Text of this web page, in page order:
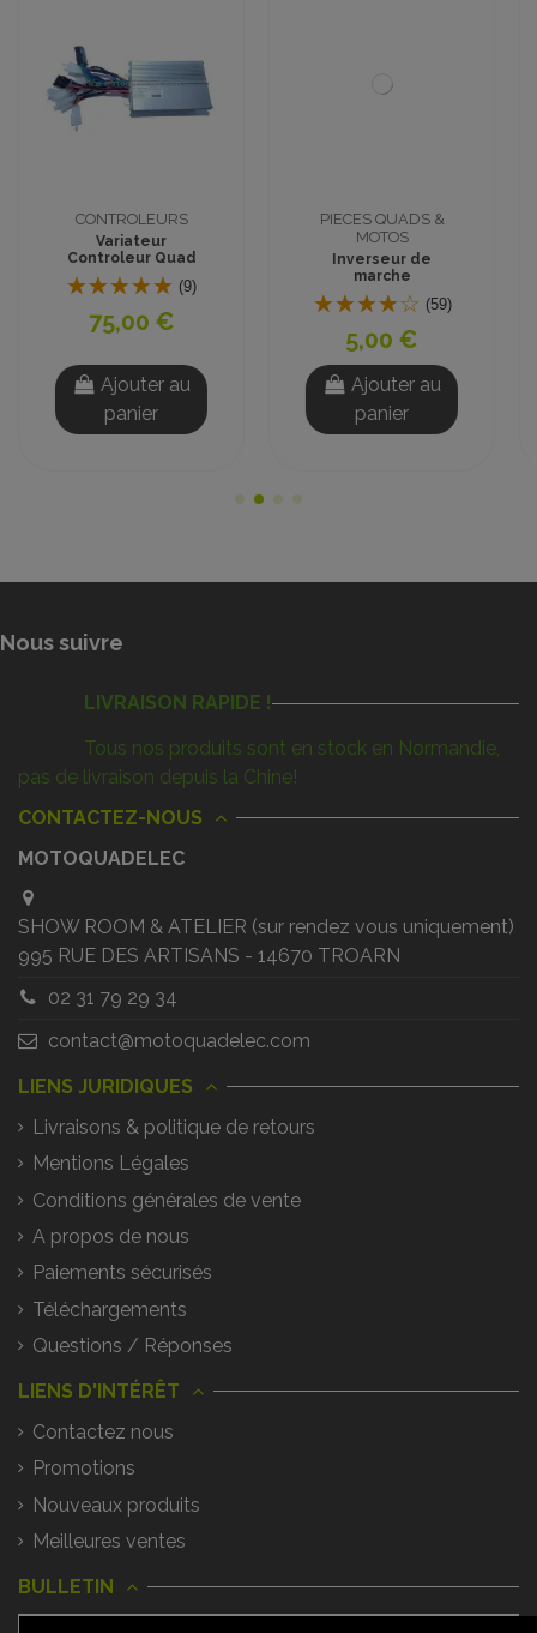
PIECES QUADS &
MOTOS
Inverseur de
marche
5,00 €
Ajouter au
panier
PIECES QUADS &
MOTOS
Pack batterie 36V
(3x12V15Ah) Mini
Quad, Quad Enfant
(28)
135,00 €
Ajouter au
panier
Nous suivre
LIVRAISON RAPIDE !
Tous nos produits sont en stock en Normandie,
pas de livraison depuis la Chine!
CONTACTEZ-NOUS
MOTOQUADELEC
SHOW ROOM & ATELIER (sur rendez vous uniquement)
995 RUE DES ARTISANS - 14670 TROARN
02 31 79 29 34
contact@motoquadelec.com
LIENS JURIDIQUES
Livraisons & politique de retours
Mentions Légales
Conditions générales de vente
A propos de nous
Paiements sécurisés
Téléchargements
Questions / Réponses
LIENS D'INTÉRÊT
Contactez nous
Promotions
Nouveaux produits
Meilleures ventes
BULLETIN